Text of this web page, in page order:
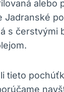
alebo
Jadranské
s čerstvými
tieto